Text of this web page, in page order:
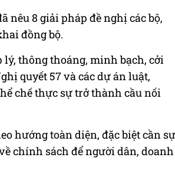
nêu 8 giải pháp đề nghị các bộ,
đồng bộ.
thông thoáng, minh bạch, cởi
quyết 57 và các dự án luật,
chế thực sự trở thành cầu nối
hướng toàn diện, đặc biệt cần sự
chính sách để người dân, doanh